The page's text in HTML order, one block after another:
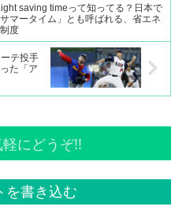
saving timeって知ってる？日本で
マータイム」とも呼ばれる、省エネ
度
テ投手
た「ア
にどうぞ!!
を書き込む